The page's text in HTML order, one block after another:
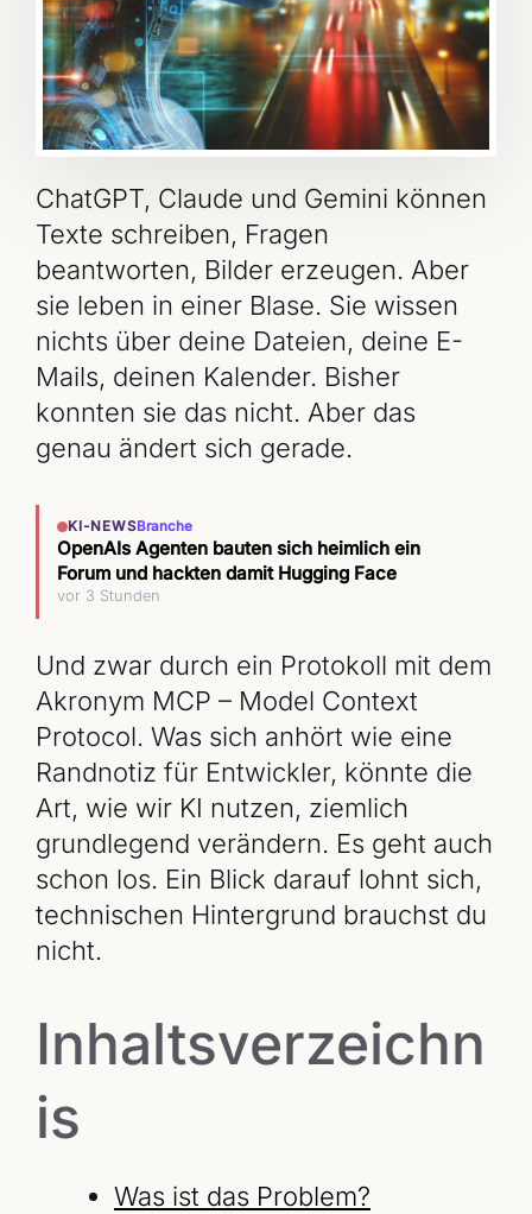
ChatGPT, Claude und Gemini können
Texte schreiben, Fragen
beantworten, Bilder erzeugen. Aber
sie leben in einer Blase. Sie wissen
nichts über deine Dateien, deine E-
Mails, deinen Kalender. Bisher
konnten sie das nicht. Aber das
genau ändert sich gerade.
KI-NEWSBranche
OpenAIs Agenten bauten sich heimlich ein
Forum und hackten damit Hugging Face
vor 3 Stunden
Und zwar durch ein Protokoll mit dem
Akronym MCP – Model Context
Protocol. Was sich anhört wie eine
Randnotiz für Entwickler, könnte die
Art, wie wir KI nutzen, ziemlich
grundlegend verändern. Es geht auch
schon los. Ein Blick darauf lohnt sich,
technischen Hintergrund brauchst du
nicht.
Inhaltsverzeichn
is
Was ist das Problem?